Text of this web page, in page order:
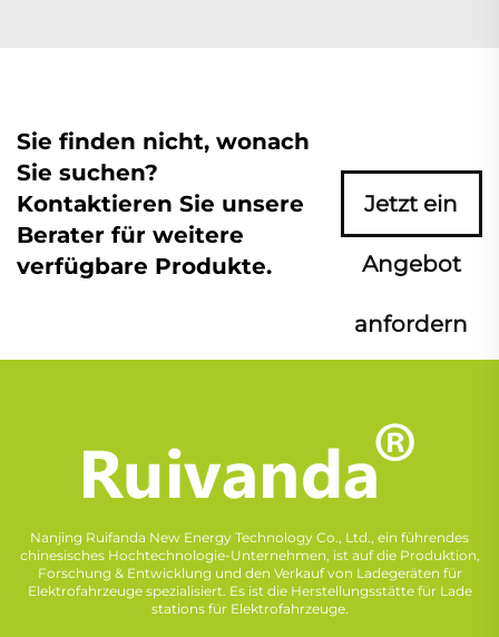
Sie finden nicht, wonach
Sie suchen?
Kontaktieren Sie unsere
Berater für weitere
verfügbare Produkte.
Jetzt ein
Angebot
anfordern
Nanjing Ruifanda New Energy Technology Co., Ltd., ein führendes
chinesisches Hochtechnologie-Unternehmen, ist auf die Produktion,
Forschung & Entwicklung und den Verkauf von Ladegeräten für
Elektrofahrzeuge spezialisiert. Es ist die Herstellungsstätte für Lade
stations für Elektrofahrzeuge.